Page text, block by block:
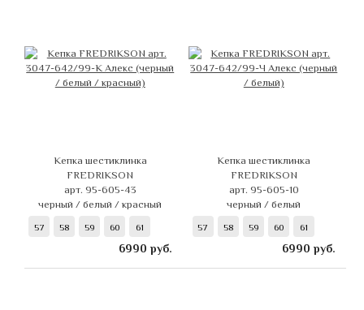
Кепка шестиклинка
FREDRIKSON
арт. 95-605-43
черный / белый / красный
57 58 59 60 61
6990 руб.
Кепка шестиклинка
FREDRIKSON
арт. 95-605-10
черный / белый
57 58 59 60 61
6990 руб.